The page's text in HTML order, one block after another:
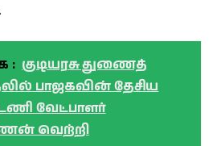
: குடியரசு துணைத்
பாஜகவின் தேசிய
வேட்பாளர்
வெற்றி